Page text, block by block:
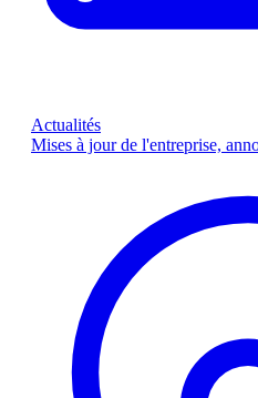
Actualités
Mises à jour de l'entreprise,